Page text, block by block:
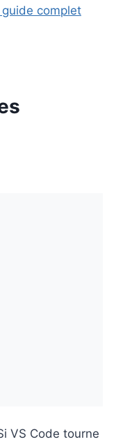
complet
VS Code tourne